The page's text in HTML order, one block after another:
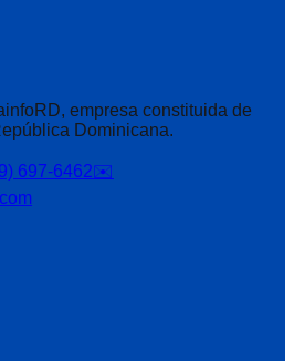
empresa constituida de
Dominicana.
697-6462✉️